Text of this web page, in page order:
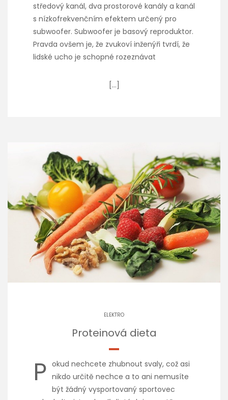
středový kanál, dva prostorové kanály a kanál
s nízkofrekvenčním efektem určený pro
subwoofer. Subwoofer je basový reproduktor.
Pravda ovšem je, že zvukoví inženýři tvrdí, že
lidské ucho je schopné rozeznávat
[…]
ELEKTRO
Proteinová dieta
P okud nechcete zhubnout svaly, což asi
nikdo určitě nechce a to ani nemusíte
být žádný vysportovaný sportovec